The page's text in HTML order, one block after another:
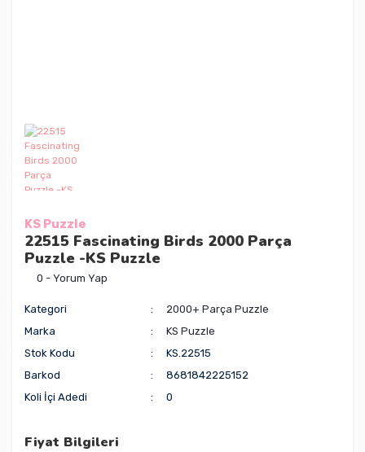
KS Puzzle
22515 Fascinating Birds 2000 Parça
Puzzle -KS Puzzle
0 - Yorum Yap
Kategori
2000+ Parça Puzzle
Marka
KS Puzzle
Stok Kodu
KS.22515
Barkod
8681842225152
Koli İçi Adedi
0
Fiyat Bilgileri